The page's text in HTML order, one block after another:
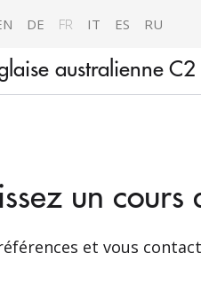
DE FR IT ES RU
australienne
un cours
et vous